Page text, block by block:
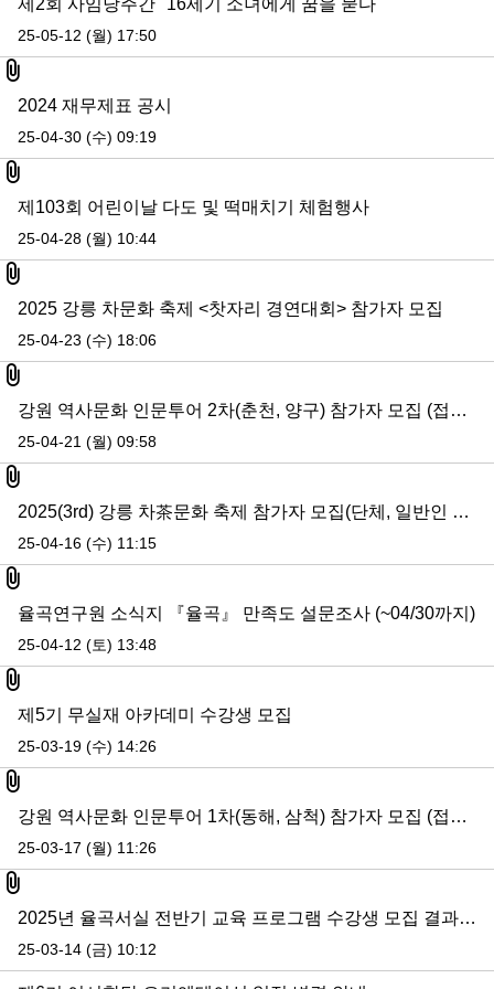
25-05-12 (월) 17:50
첨부파일
2024 재무제표 공시
25-04-30 (수) 09:19
첨부파일
제103회 어린이날 다도 및 떡매치기 체험행사
25-04-28 (월) 10:44
첨부파일
2025 강릉 차문화 축제 <찻자리 경연대회> 참가자 모집
25-04-23 (수) 18:06
첨부파일
강원 역사문화 인문투어 2차(춘천, 양구) 참가자 모집 (접수마감)
25-04-21 (월) 09:58
첨부파일
2025(3rd) 강릉 차茶문화 축제 참가자 모집(단체, 일반인 등)/4.17, 4.29(화) 일부 수정
25-04-16 (수) 11:15
첨부파일
율곡연구원 소식지 『율곡』 만족도 설문조사 (~04/30까지)
25-04-12 (토) 13:48
첨부파일
제5기 무실재 아카데미 수강생 모집
25-03-19 (수) 14:26
첨부파일
강원 역사문화 인문투어 1차(동해, 삼척) 참가자 모집 (접수 마감)
25-03-17 (월) 11:26
첨부파일
2025년 율곡서실 전반기 교육 프로그램 수강생 모집 결과 공고
25-03-14 (금) 10:12